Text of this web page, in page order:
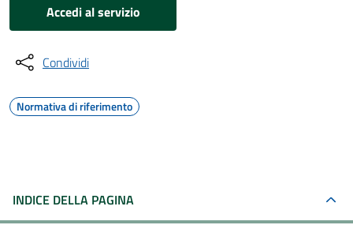
Accedi al servizio
Condividi
Normativa di riferimento
INDICE DELLA PAGINA